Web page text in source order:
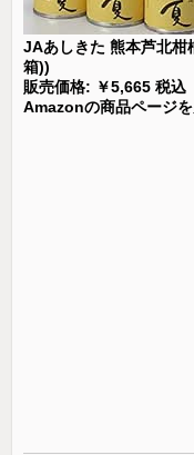
JAあしきた 熊本芦北柑
箱))
販売価格: ￥5,665 税込
Amazonの商品ページ